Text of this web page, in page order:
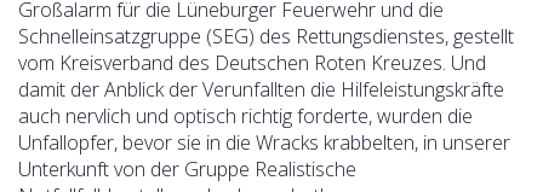
Großalarm für die Lüneburger Feuerwehr und die
Schnelleinsatzgruppe (SEG) des Rettungsdienstes, gestellt
vom Kreisverband des Deutschen Roten Kreuzes. Und
damit der Anblick der Verunfallten die Hilfeleistungskräfte
auch nervlich und optisch richtig forderte, wurden die
Unfallopfer, bevor sie in die Wracks krabbelten, in unserer
Unterkunft von der Gruppe Realistische